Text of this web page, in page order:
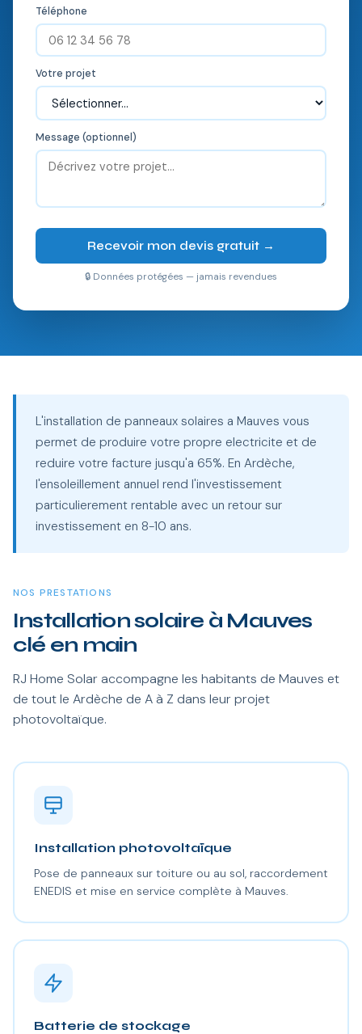
Téléphone
Votre projet
Message (optionnel)
Recevoir mon devis gratuit →
🔒 Données protégées — jamais revendues
L'installation de panneaux solaires a Mauves vous
permet de produire votre propre electricite et de
reduire votre facture jusqu'a 65%. En Ardèche,
l'ensoleillement annuel rend l'investissement
particulierement rentable avec un retour sur
investissement en 8-10 ans.
NOS PRESTATIONS
Installation solaire à Mauves
clé en main
RJ Home Solar accompagne les habitants de Mauves et
de tout le Ardèche de A à Z dans leur projet
photovoltaïque.
Installation photovoltaïque
Pose de panneaux sur toiture ou au sol, raccordement
ENEDIS et mise en service complète à Mauves.
Batterie de stockage